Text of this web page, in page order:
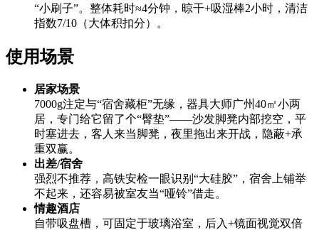
“小刷子”。整体耗时≈4分钟，晾干+吸湿棒2小时，清洁
指数7/10（大体积扣分）。
使用场景
居家场景
7000g注定与“宿舍藏柜”无缘，器具大师广州40㎡小两
居，专门给它留了个“臀垫”——沙发脚凳内部挖空，平
时塞进去，客人来当脚凳，夜里拖出来开战，隐蔽+承
重双赢。
出差/宿舍
强烈不推荐，高铁安检一眼识别“大硅胶”，宿舍上铺举
不起来，还容易被室友当“哑铃”借走。
情趣酒店
自带吸盘槽，可固定于玻璃浴室，后入+镜面视觉双倍